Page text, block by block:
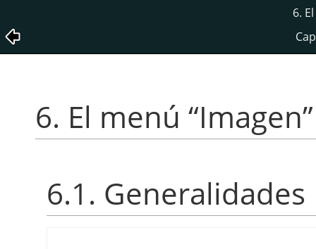
6.
6. El menú “Imagen”
6.1. Generalidades